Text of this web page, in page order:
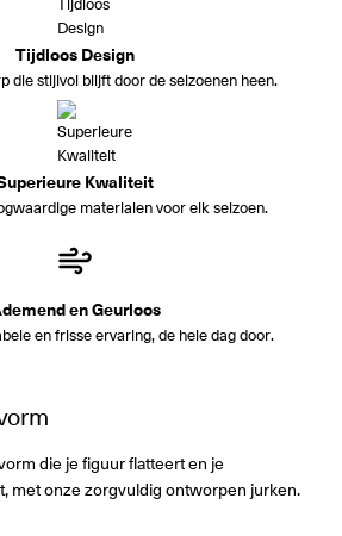
Tijdloos Design
die stijlvol blijft door de seizoenen heen.
Kwaliteit
materialen voor elk seizoen.
en Geurloos
en frisse ervaring, de hele dag door.
die je figuur flatteert en je
met onze zorgvuldig ontworpen jurken.